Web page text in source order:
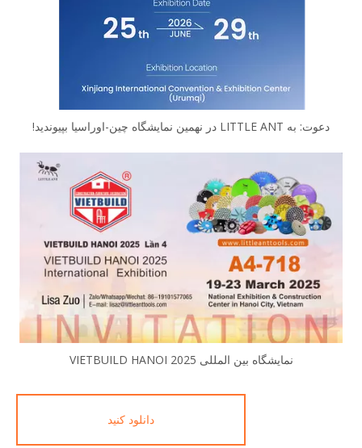
دعوت: به LITTLE ANT در نهمین نمایشگاه چین-اوراسیا بپیوندید!
نمایشگاه بین المللی VIETBUILD HANOI 2025
دانلود کنید